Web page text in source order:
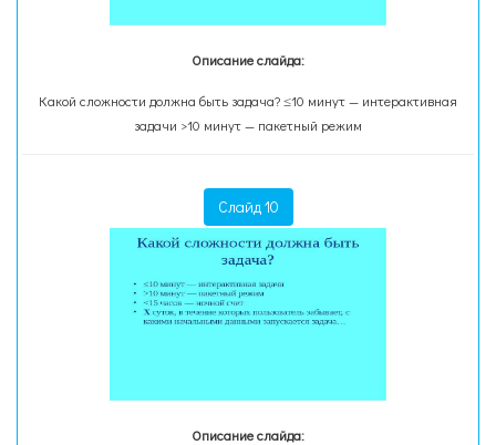
Описание слайда:
Какой сложности должна быть задача? ≤10 минут — интерактивная
задачи >10 минут — пакетный режим
Слайд 10
Описание слайда: